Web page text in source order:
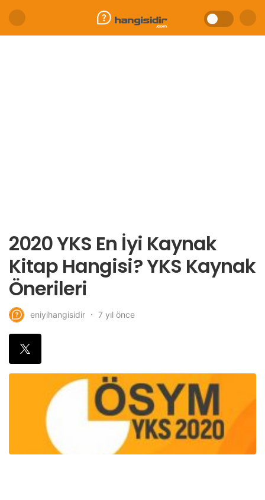
2020 YKS En İyi Kaynak
Kitap Hangisi? YKS Kaynak
Önerileri
eniyihangisidir 7 yıl önce